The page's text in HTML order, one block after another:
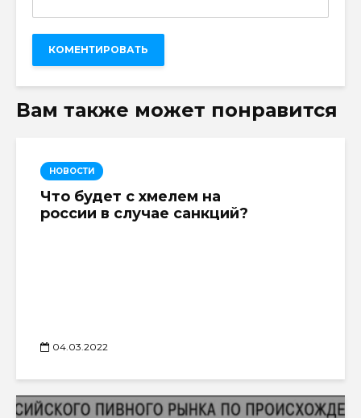
Вам также может понравится
НОВОСТИ
Что будет с хмелем на
россии в случае санкций?
04.03.2022